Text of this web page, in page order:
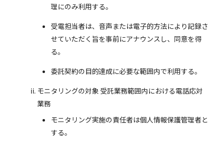
お問い合わせ
理にのみ利用する。
受電担当者は、音声または電子的方法により記録さ
せていただく旨を事前にアナウンスし、同意を得
る。
委託契約の目的達成に必要な範囲内で利用する。
モニタリングの対象 受託業務範囲内における電話応対
業務
モニタリング実施の責任者は個人情報保護管理者と
する。